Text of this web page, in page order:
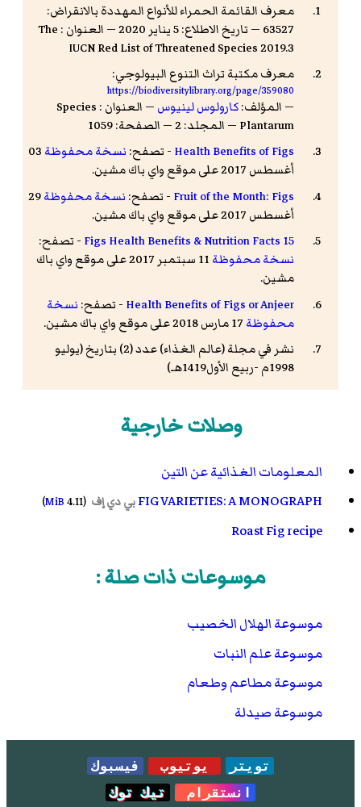
معرف القائمة الحمراء للأنواع المهددة بالانقراض:
63527 — تاريخ الاطلاع: 5 يناير 2020 — العنوان : The
IUCN Red List of Threatened Species 2019.3
معرف مكتبة تراث التنوع البيولوجي:
https://biodiversitylibrary.org/page/359080
— المؤلف:كارولوس لينيوس
— العنوان : Species
Plantarum — المجلد: 2 — الصفحة: 1059
Health Benefits of Figs - تصفح: نسخة محفوظة 03
أغسطس 2017 على موقع واي باك مشين.
Fruit of the Month: Figs - تصفح: نسخة محفوظة29
أغسطس 2017 على موقع واي باك مشين.
15 Figs Health Benefits & Nutrition Facts
- تصفح:
نسخة محفوظة
11 سبتمبر 2017 على موقع واي باك
مشين.
Health Benefits of Figs or Anjeer - تصفح: نسخة
محفوظة
نشر في مجلة (عالم الغذاء) عدد (2) بتاريخ (يوليو
1998م -ربيع الأول1419هـ)
وصلات خارجية
المعلومات الغذائية عن التين
FIG VARIETIES: A MONOGRAPHبي دي إف (4.11
MiB
)
Roast Fig recipe
موسوعات ذات صلة :
موسوعة الهلال الخصيب
موسوعة علم النبات
موسوعة مطاعم وطعام
موسوعة صيدلة
تويتر يوتيوب
فيسبوك
انستقرام
تيك توك